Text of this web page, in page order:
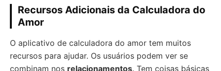
Recursos Adicionais da Calculadora do
Amor
O aplicativo de calculadora do amor tem muitos
recursos para ajudar. Os usuários podem ver se
combinam nos relacionamentos. Tem coisas básicas